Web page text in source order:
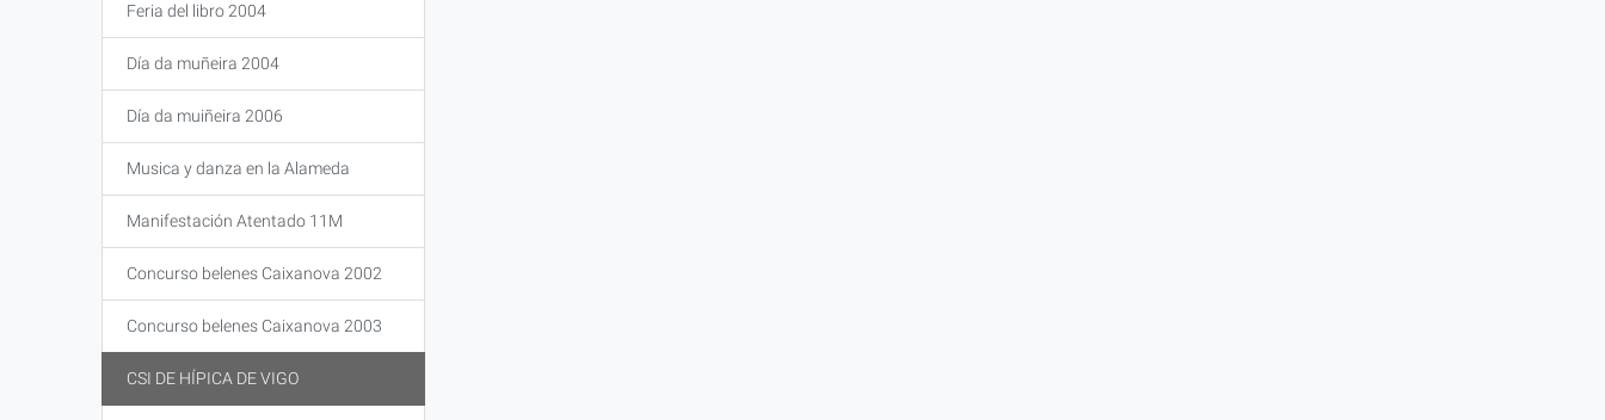
Feria del libro 2004
Día da muñeira 2004
Día da muiñeira 2006
Musica y danza en la Alameda
Manifestación Atentado 11M
Concurso belenes Caixanova 2002
Concurso belenes Caixanova 2003
CSI DE HÍPICA DE VIGO